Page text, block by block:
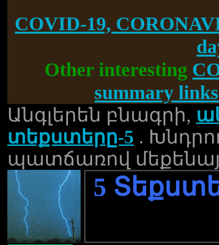
COVID-19,
Other interesting
summary
Անգլերեն բնագրի,
տեքստերը-5 .
պատճառով
5